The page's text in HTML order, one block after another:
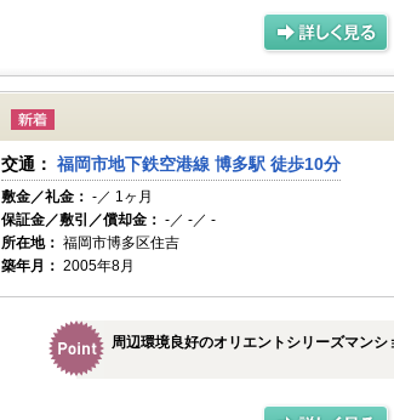
交通： 福岡市地下鉄空港線 博多駅 徒歩10分
敷金／礼金： -／ 1ヶ月
保証金／敷引／償却金： -／ -／ -
所在地： 福岡市博多区住吉
築年月： 2005年8月
周辺環境良好のオリエントシリーズマンシ